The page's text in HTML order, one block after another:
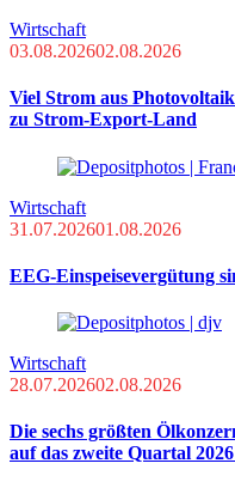
Wirtschaft
03.08.202602.08.2026
Viel Strom aus
zu Strom-Export-Land
Wirtschaft
31.07.202601.08.2026
EEG-Einspeisevergütung
Wirtschaft
28.07.202602.08.2026
Die sechs größten
auf das zweite Quartal